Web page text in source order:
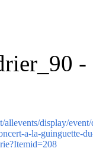
allevents/display/
a-la-guinguette-